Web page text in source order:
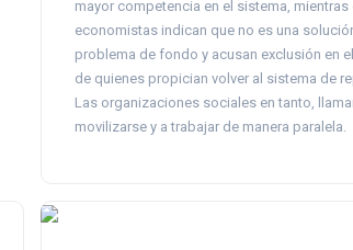
mayor competencia en el sistema, mientras
economistas indican que no es una
problema de fondo y acusan exclusión en
de quienes propician volver al sistema de
Las organizaciones sociales en tanto,
movilizarse y a trabajar de manera paralela.